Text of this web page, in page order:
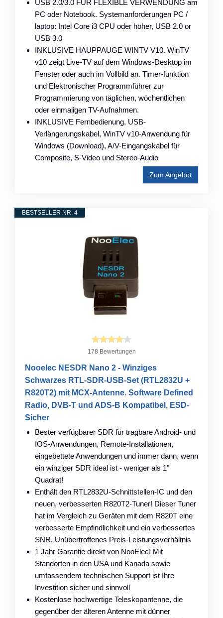
USB 2.0/3.0 FÜR FLEXIBLE VERWENDUNG am
PC oder Notebook. Systemanforderungen PC /
laptop: Intel Core i3 CPU oder höher, USB 2.0 or
USB 3.0
INKLUSIVE HAUPPAUGE WINTV V10. WinTV
v10 zeigt Live-TV auf dem Windows-Desktop im
Fenster oder auch im Vollbild an. Timer-funktion
und Elektronischer Programmführer zur
Programmierung von täglichen, wöchentlichen
oder einmaligen TV-Aufnahmen.
INKLUSIVE Fernbedienung, USB-
Verlängerungskabel, WinTV v10-Anwendung für
Windows (Download), A/V-Eingangskabel für
Composite, S-Video und Stereo-Audio
Zum Angebot
BESTSELLER NR. 4
178 Bewertungen
Nooelec NESDR Nano 2 - Winziges
Schwarzes RTL-SDR-USB-Set (RTL2832U +
R820T2) mit MCX-Antenne. Software Defined
Radio, DVB-T und ADS-B Kompatibel, ESD-
Sicher
Bester verfügbarer SDR für tragbare Android- und
IOS-Anwendungen, Remote-Installationen,
eingebettete Anwendungen und immer dann, wenn
ein winziger SDR ideal ist - weniger als 1"
Quadrat!
Enthält den RTL2832U-Schnittstellen-IC und den
neuen, verbesserten R820T2-Tuner! Dieser Tuner
hat im Vergleich zu Geräten mit dem R820T eine
verbesserte Empfindlichkeit und ein verbessertes
SNR. Unübertroffenes Preis-Leistungsverhältnis
1 Jahr Garantie direkt von NooElec! Mit
Standorten in den USA und Kanada sowie
umfassendem technischen Support ist Ihre
Investition sicher und sinnvoll
Kostenlose hochwertige Teleskopantenne, die
gegenüber der älteren Antenne mit dünner